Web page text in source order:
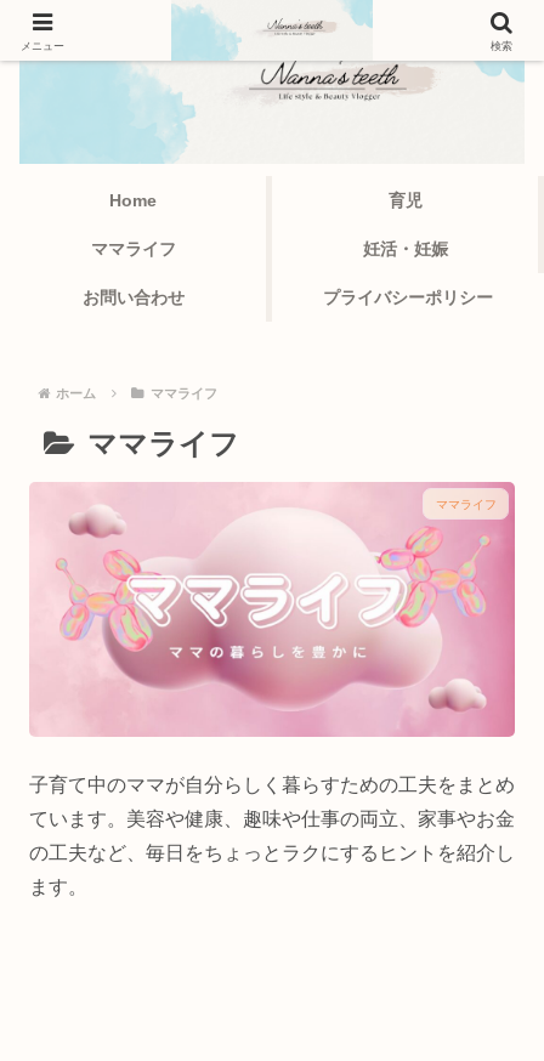
Home 育児
ママライフ 妊活・妊娠
お問い合わせ プライバシーポリシー
ホーム ママライフ
ママライフ
ママライフ
子育て中のママが自分らしく暮らすための工夫をまとめ
ています。美容や健康、趣味や仕事の両立、家事やお金
の工夫など、毎日をちょっとラクにするヒントを紹介し
ます。
メニュー 検索